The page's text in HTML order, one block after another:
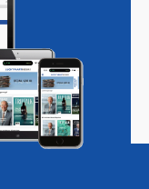
Vacatures